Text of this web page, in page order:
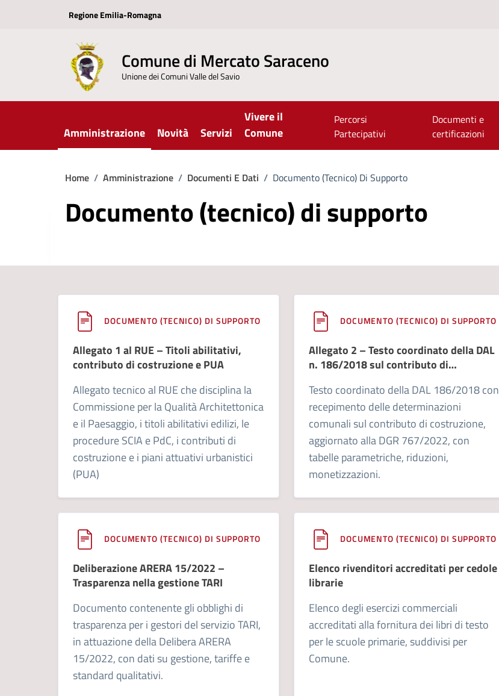
Regione Emilia-Romagna
Comune di Mercato Saraceno
Unione dei Comuni Valle del Savio
Amministrazione Novità Servizi
Vivere il
Comune
Percorsi
Partecipativi
Documenti e
certificazioni
Home / Amministrazione / Documenti E Dati / Documento (tecnico) Di Supporto
Documento (tecnico) di supporto
DOCUMENTO (TECNICO) DI SUPPORTO
Allegato 1 al RUE – Titoli abilitativi,
contributo di costruzione e PUA
Allegato tecnico al RUE che disciplina la
Commissione per la Qualità Architettonica
e il Paesaggio, i titoli abilitativi edilizi, le
procedure SCIA e PdC, i contributi di
costruzione e i piani attuativi urbanistici
(PUA)
DOCUMENTO (TECNICO) DI SUPPORTO
Allegato 2 – Testo coordinato della DAL
n. 186/2018 sul contributo di
Testo coordinato della DAL 186/2018 con
recepimento delle determinazioni
comunali sul contributo di costruzione,
aggiornato alla DGR 767/2022, con
tabelle parametriche, riduzioni,
monetizzazioni.
DOCUMENTO (TECNICO) DI SUPPORTO
Deliberazione ARERA 15/2022 –
Trasparenza nella gestione TARI
Documento contenente gli obblighi di
trasparenza per i gestori del servizio TARI,
in attuazione della Delibera ARERA
15/2022, con dati su gestione, tariffe e
standard qualitativi.
DOCUMENTO (TECNICO) DI SUPPORTO
Elenco rivenditori accreditati per cedole
librarie
Elenco degli esercizi commerciali
accreditati alla fornitura dei libri di testo
per le scuole primarie, suddivisi per
Comune.